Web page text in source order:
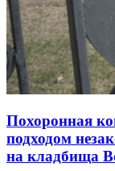
Похоронная
подходом
на кладбища